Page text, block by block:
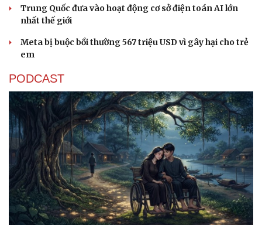
Dinh dưỡng - món ngon
Cây thuốc
Sản phụ khoa
Nhi khoa
Nam khoa
Làm đẹp - giảm cân
Phòng mạch online
Ăn sạch sống khỏe
Nhà đẹp
Blog
Tình yêu - Gia đình
Trung Quốc đưa vào hoạt động cơ sở điện toán AI lớn
nhất thế giới
Meta bị buộc bồi thường 567 triệu USD vì gây hại cho trẻ
em
PODCAST